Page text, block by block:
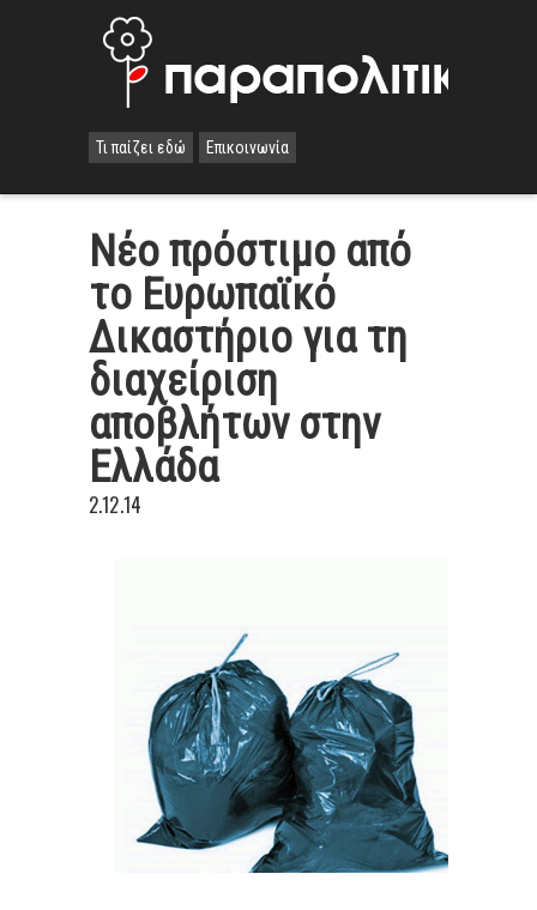
Τι παίζει εδώ Επικοινωνία
Νέο πρόστιμο από
το Ευρωπαϊκό
Δικαστήριο για τη
διαχείριση
αποβλήτων στην
Ελλάδα
2.12.14